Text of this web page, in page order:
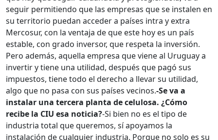
seguir permitiendo que las empresas que se instalen en
su territorio puedan acceder a países intra y extra
Mercosur, con la ventaja de que este hoy es un país
estable, con grado inversor, que respeta la inversión.
Pero además, aquella empresa que viene al Uruguay a
invertir y tiene una utilidad, después que pagó sus
impuestos, tiene todo el derecho a llevar su utilidad,
algo que no pasa con sus países vecinos.-Se va a
instalar una tercera planta de celulosa. ¿Cómo
recibe la CIU esa noticia?-Si bien no es el tipo de
industria total que queremos, sí apoyamos la
instalación de cualquier industria. Porque no solo es su